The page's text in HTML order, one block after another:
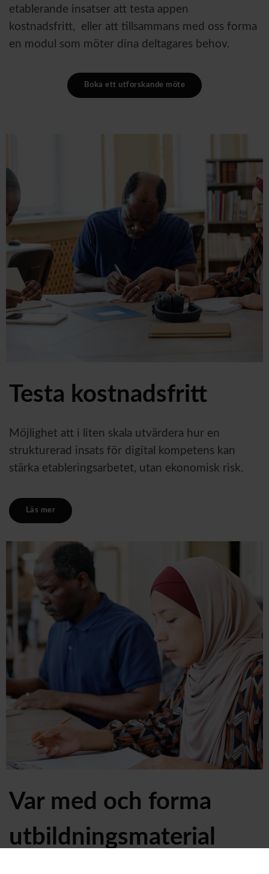
etablerande insatser att testa appen
kostnadsfritt, eller att tillsammans med oss forma
en modul som möter dina deltagares behov.
Boka ett utforskande möte
Testa kostnadsfritt
Möjlighet att i liten skala utvärdera hur en
strukturerad insats för digital kompetens kan
stärka etableringsarbetet, utan ekonomisk risk.
Läs mer
Var med och forma
utbildningsmaterial